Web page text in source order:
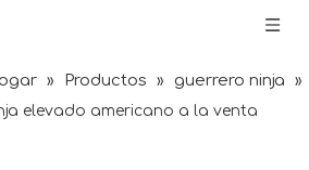
» Productos » guerrero ninja
»
elevado americano a la venta